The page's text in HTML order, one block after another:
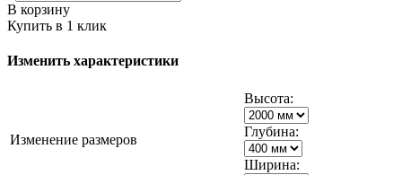
В корзину
Купить в 1 клик
Изменить характеристики
Изменение размеров
Высота:
Глубина:
Ширина: